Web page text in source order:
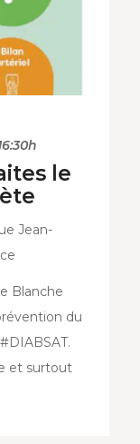
le
Jean-
Blanche
du
et surtout